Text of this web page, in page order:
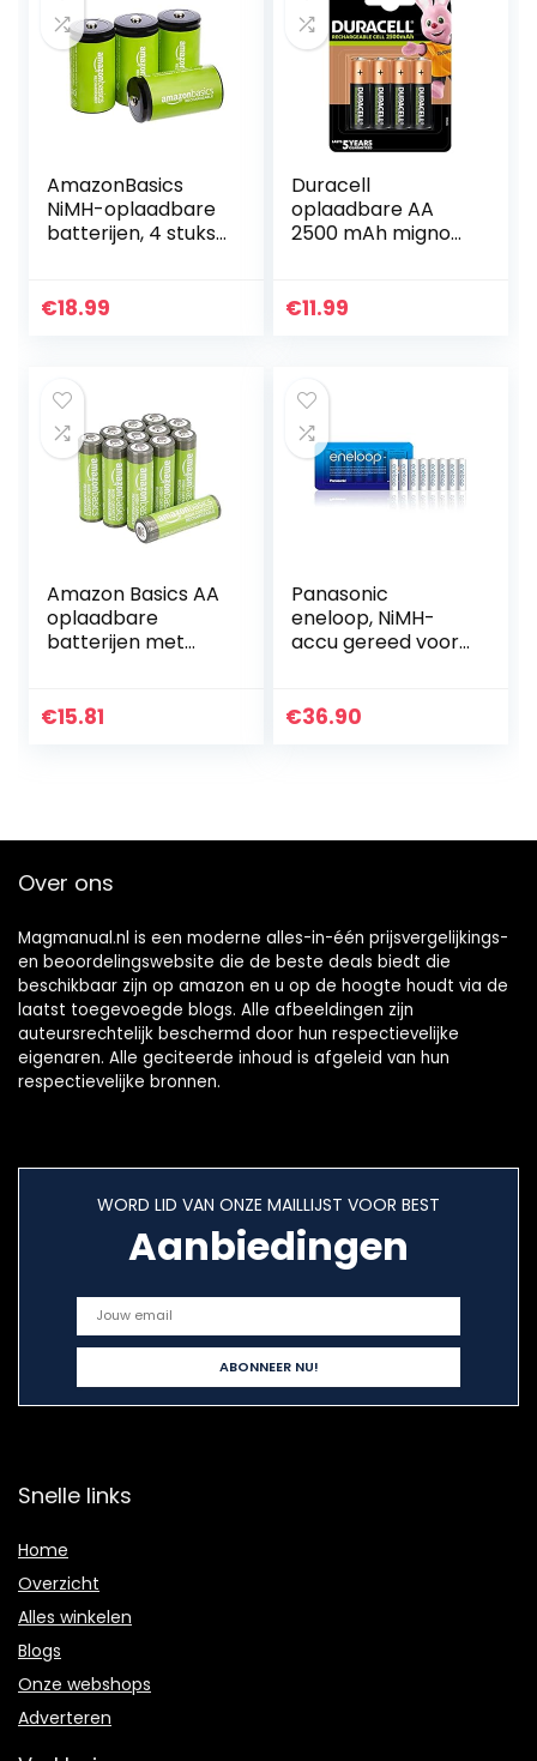
AmazonBasics
NiMH-oplaadbare
batterijen, 4 stuks
€18.99
Duracell
oplaadbare AA
2500 mAh mignon
NiMH 1,2 V, set van
€11.99
Amazon Basics AA
oplaadbare
batterijen met
(verpakking van 12
€15.81
Panasonic
eneloop, NiMH-
accu gereed voor
verpakking van 8,
€36.90
Over ons
Magmanual.nl is een moderne alles-in-één prijsvergelijkings-
en beoordelingswebsite die de beste deals biedt die
beschikbaar zijn op amazon en u op de hoogte houdt via de
laatst toegevoegde blogs. Alle afbeeldingen zijn
auteursrechtelijk beschermd door hun respectievelijke
eigenaren. Alle geciteerde inhoud is afgeleid van hun
respectievelijke bronnen.
WORD LID VAN ONZE MAILLIJST VOOR BEST
Aanbiedingen
Snelle links
Home
Overzicht
Alles winkelen
Blogs
Onze webshops
Adverteren